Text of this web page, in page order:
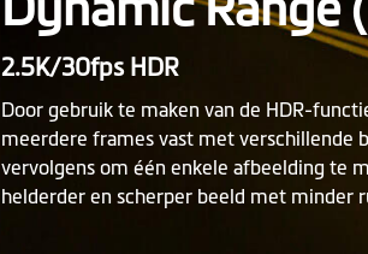
2.5K/30fps HDR
Door gebruik te maken van de HDR-
meerdere frames vast met verschillende
vervolgens om één enkele afbeelding te
helderder en scherper beeld met minder